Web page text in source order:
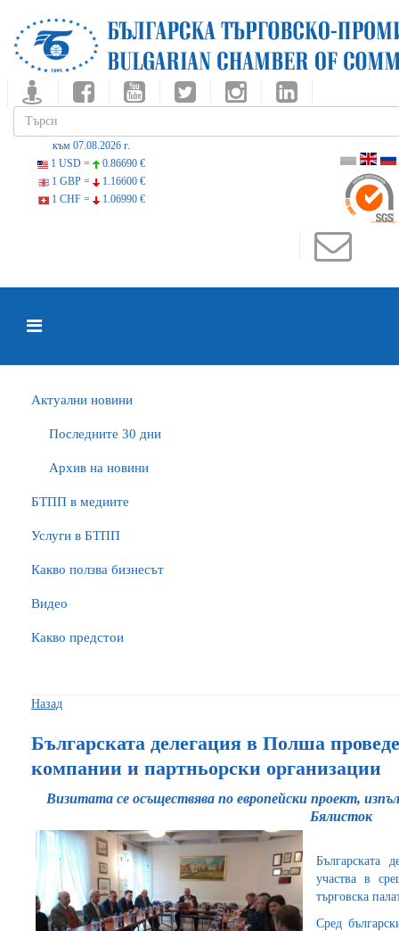
към 07.08.2026 г.
1 USD =
0.86690 €
1 GBP =
1.16600 €
1 CHF =
1.06990 €
Актуални новини
Последните 30 дни
Архив на новини
БTПП в медиите
Услуги в БТПП
Какво ползва бизнесът
Видео
Какво предстои
Назад
Българската делегация в Полша
компании и партньорски организации
Визитата се осъществява по европейски проект,
Бялисток
Българската
участва в
търговска
Сред